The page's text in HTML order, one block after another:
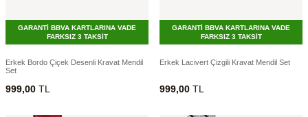
GARANTİ BBVA KARTLARINA VADE
FARKSIZ 3 TAKSİT
Erkek Bordo Çiçek Desenli Kravat Mendil
Set
999,00 TL
GARANTİ BBVA KARTLARINA VADE
FARKSIZ 3 TAKSİT
Erkek Lacivert Çizgili Kravat Mendil Set
999,00 TL